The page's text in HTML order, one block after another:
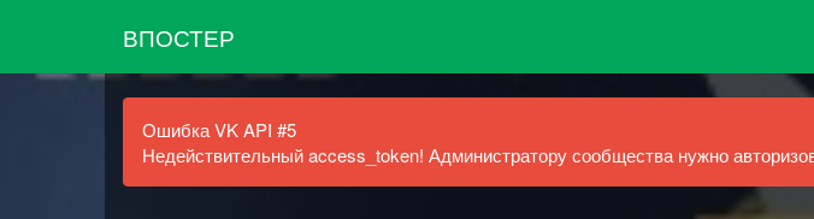
ВПОСТЕР
Ошибка VK API #5
Недействительный access_token! Администратору сообщества нужно